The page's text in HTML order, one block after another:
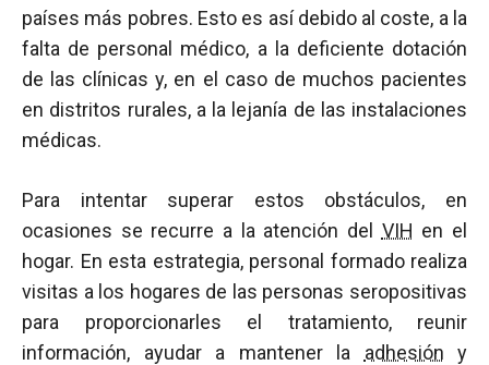
países más pobres. Esto es así debido al coste, a la
falta de personal médico, a la deficiente dotación
de las clínicas y, en el caso de muchos pacientes
en distritos rurales, a la lejanía de las instalaciones
médicas.
Para intentar superar estos obstáculos, en
ocasiones se recurre a la atención del VIH en el
hogar. En esta estrategia, personal formado realiza
visitas a los hogares de las personas seropositivas
para proporcionarles el tratamiento, reunir
información, ayudar a mantener la adhesión y